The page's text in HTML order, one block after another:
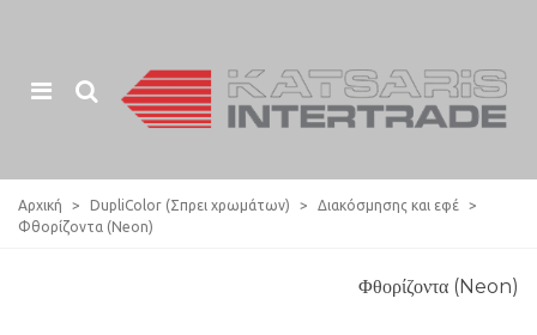
Αρχική > DupliColor (Σπρει χρωμάτων) > Διακόσμησης και εφέ
>
Φθορίζοντα (Neon)
Φθορίζοντα (Neon)